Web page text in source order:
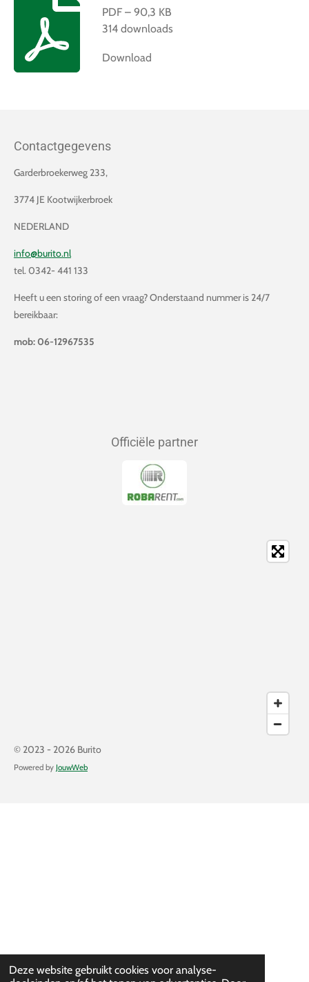
Deze website gebruikt cookies voor analyse-
PDF – 90,3 KB
314 downloads
Download
Contactgegevens
Garderbroekerweg 233,
3774 JE Kootwijkerbroek
NEDERLAND
info@burito.nl
tel. 0342- 441 133
Heeft u een storing of een vraag? Onderstaand nummer is 24/7
bereikbaar:
mob: 06-12967535
Officiële partner
© 2023 - 2026 Burito
Powered by JouwWeb